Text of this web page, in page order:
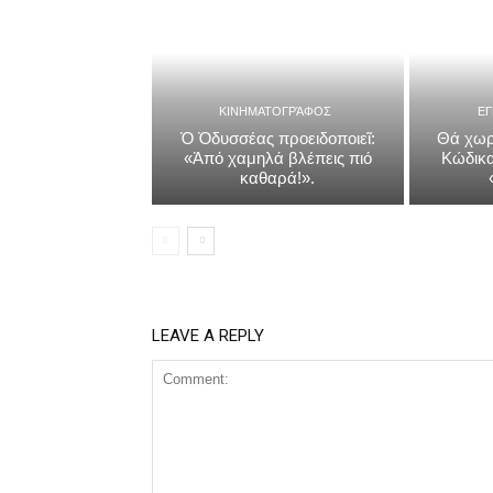
ΚΙΝΗΜΑΤΟΓΡΆΦΟΣ
Ὁ Ὀδυσσέας προειδοποιεῖ:
«Ἀπό χαμηλά βλέπεις πιό
καθαρά!».
Θά
LEAVE A REPLY